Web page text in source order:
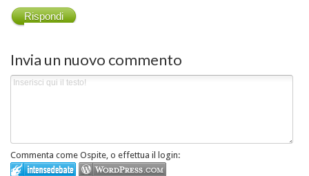
Rispondi
Invia un nuovo commento
Commenta come Ospite, o effettua il login: